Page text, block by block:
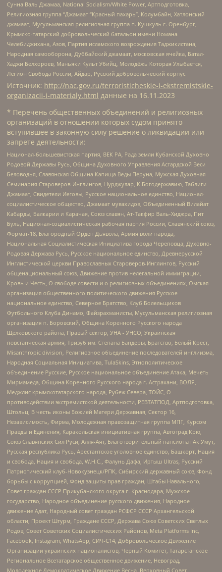
Сунна Валь Джамаа, National Socialism/White Power, Артподготовка,
Религиозная группа “Джамаат “Красный пахарь”, Колумбайн, Хатлонский
джамаат, Мусульманская религиозная группа п. Кушкуль г. Оренбург,
Крымско-татарский добровольческий батальон имени Номана
Челебиджихана, Азов, Партия исламского возрождения Таджикистана,
Народная самооборона, Дуббайский джамаат, московская ячейка, Батал-
Хаджи Белхороев, Маньяки Культ Убийц, Молодёжь Которая Улыбается,
Легион Свобода России, Айдар, Русский добровольческий корпус
Источник: http://nac.gov.ru/terroristicheskie-i-ekstremistskie-
organizacii-i-materialy.html данные на 16.11.2023
* Перечень общественных объединений и религиозных
организаций в отношении которых судом принято
вступившее в законную силу решение о ликвидации или
запрете деятельности:
Национал-большевистская партия, ВЕК РА, Рада земли Кубанской Духовно
Родовой Державы Русь, Община Духовного Управления Асгардской Веси
Беловодья, Славянская Община Капища Веды Перуна, Мужская Духовная
Семинария Староверов-Инглингов, Нурджулар, К Богодержавию, Таблиги
Джамаат, Свидетели Иеговы, Русское национальное единство, Национал-
социалистическое общество, Джамаат мувахидов, Объединенный Вилайат
Кабарды, Балкарии и Карачая, Союз славян, Ат-Такфир Валь-Хиджра, Пит
Буль, Национал-социалистическая рабочая партия России, Славянский союз,
Формат-18, Благородный Орден Дьявола, Армия воли народа,
Национальная Социалистическая Инициатива города Череповца, Духовно-
Родовая Держава Русь, Русское национальное единство, Древнерусской
Инглистической церкви Православных Староверов-Инглингов, Русский
общенациональный союз, Движение против нелегальной иммиграции,
Кровь и Честь, О свободе совести и о религиозных объединениях, Омская
организация общественного политического движения Русское
национальное единство, Северное Братство, Клуб Болельщиков
Футбольного Клуба Динамо, Файзрахманисты, Мусульманская религиозная
организация п. Боровский, Община Коренного Русского народа
Щелковского района, Правый сектор, УНА - УНСО, Украинская
повстанческая армия, Тризуб им. Степана Бандеры, Братство, Белый Крест,
Misanthropic division, Религиозное объединение последователей инглиизма,
Народная Социальная Инициатива, TulaSkins, Этнополитическое
объединение Русские, Русское национальное объединение Атака, Мечеть
Мирмамеда, Община Коренного Русского народа г. Астрахани, ВОЛЯ,
Меджлис крымскотатарского народа, Рубеж Севера, ТОЙС, О
противодействии экстремистской деятельности, РЕВТАТПОД, Артподготовка,
Штольц, В честь иконы Божией Матери Державная, Сектор 16,
Независимость, Фирма, Молодежная правозащитная группа МПГ, Курсом
Правды и Единения, Каракольская инициативная группа, Автоград Крю,
Союз Славянских Сил Руси, Алля-Аят, Благотворительный пансионат Ак Умут,
Русская республика Русь, Арестантское уголовное единство, Башкорт, Нация
и свобода, Нация и свобода, W.H.С., Фалунь Дафа, Иртыш Ultras, Русский
Патриотический клуб-Новокузнецк/РПК, Сибирский державный союз, Фонд
борьбы с коррупцией, Фонд защиты прав граждан, Штабы Навального,
Совет граждан СССР Прикубанского округа г. Краснодара, Мужское
государство, Народное объединение русского движения, Народное
движение Адат, Народный совет граждан РСФСР СССР Архангельской
области, Проект Штурм, Граждане СССР, Держава Союз Советских Светлых
Родов, Совет Советских Социалистических Районов, Meta Platforms Inc,
Facebook, Instagram, WhatsApp, СИЧ-С14, Добровольческое Движение
Организации украинских националистов, Черный Комитет, Татарстанское
Региональное Всетатарское общественное движение, Невоград,
Молодежное Демократическое Движение Весна, Верховный Совет